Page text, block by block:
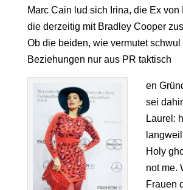
Marc Cain lud sich Irina, die Ex von
die derzeitig mit Bradley Cooper
Ob die beiden, wie vermutet
Beziehungen nur aus PR taktisch
en
sei
Laurel:
Holy
not me.
Frauen